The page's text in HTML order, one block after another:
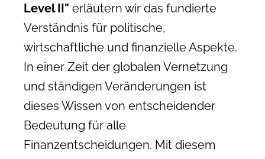
Level II" erläutern wir das fundierte
Verständnis für politische,
wirtschaftliche und finanzielle Aspekte.
In einer Zeit der globalen Vernetzung
und ständigen Veränderungen ist
dieses Wissen von entscheidender
Bedeutung für alle
Finanzentscheidungen. Mit diesem